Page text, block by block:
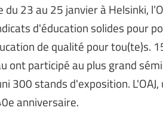
23 au 25 janvier à Helsinki,
d'éducation solides pour
de qualité pour tou(te)s.
ont participé au plus grand
300 stands d'exposition.
anniversaire.